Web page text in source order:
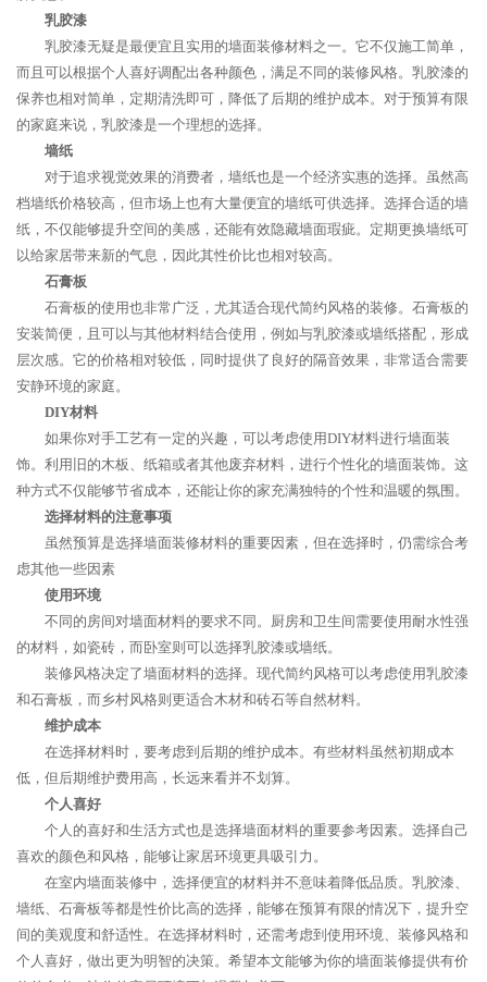
乳胶漆
乳胶漆无疑是最便宜且实用的墙面装修材料之一。它不仅施工简单，
而且可以根据个人喜好调配出各种颜色，满足不同的装修风格。乳胶漆的
保养也相对简单，定期清洗即可，降低了后期的维护成本。对于预算有限
的家庭来说，乳胶漆是一个理想的选择。
墙纸
对于追求视觉效果的消费者，墙纸也是一个经济实惠的选择。虽然高
档墙纸价格较高，但市场上也有大量便宜的墙纸可供选择。选择合适的墙
纸，不仅能够提升空间的美感，还能有效隐藏墙面瑕疵。定期更换墙纸可
以给家居带来新的气息，因此其性价比也相对较高。
石膏板
石膏板的使用也非常广泛，尤其适合现代简约风格的装修。石膏板的
安装简便，且可以与其他材料结合使用，例如与乳胶漆或墙纸搭配，形成
层次感。它的价格相对较低，同时提供了良好的隔音效果，非常适合需要
安静环境的家庭。
DIY材料
如果你对手工艺有一定的兴趣，可以考虑使用DIY材料进行墙面装
饰。利用旧的木板、纸箱或者其他废弃材料，进行个性化的墙面装饰。这
种方式不仅能够节省成本，还能让你的家充满独特的个性和温暖的氛围。
选择材料的注意事项
虽然预算是选择墙面装修材料的重要因素，但在选择时，仍需综合考
虑其他一些因素
使用环境
不同的房间对墙面材料的要求不同。厨房和卫生间需要使用耐水性强
的材料，如瓷砖，而卧室则可以选择乳胶漆或墙纸。
装修风格决定了墙面材料的选择。现代简约风格可以考虑使用乳胶漆
和石膏板，而乡村风格则更适合木材和砖石等自然材料。
维护成本
在选择材料时，要考虑到后期的维护成本。有些材料虽然初期成本
低，但后期维护费用高，长远来看并不划算。
个人喜好
个人的喜好和生活方式也是选择墙面材料的重要参考因素。选择自己
喜欢的颜色和风格，能够让家居环境更具吸引力。
在室内墙面装修中，选择便宜的材料并不意味着降低品质。乳胶漆、
墙纸、石膏板等都是性价比高的选择，能够在预算有限的情况下，提升空
间的美观度和舒适性。在选择材料时，还需考虑到使用环境、装修风格和
个人喜好，做出更为明智的决策。希望本文能够为你的墙面装修提供有价